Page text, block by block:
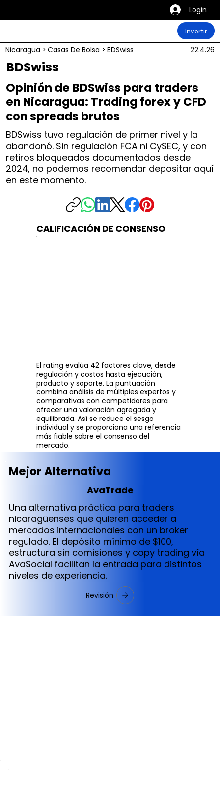
Login
Invertir
Nicaragua > Casas De Bolsa > BDSwiss 22.4.26
BDSwiss
Opinión de BDSwiss para traders
en Nicaragua: Trading forex y CFD
con spreads brutos
BDSwiss tuvo regulación de primer nivel y la
abandonó. Sin regulación FCA ni CySEC, y con
retiros bloqueados documentados desde
2024, no podemos recomendar depositar aquí
en este momento.
CALIFICACIÓN DE CONSENSO
El rating evalúa 42 factores clave, desde
regulación y costos hasta ejecución,
producto y soporte. La puntuación
combina análisis de múltiples expertos y
comparativas con competidores para
ofrecer una valoración agregada y
equilibrada. Así se reduce el sesgo
individual y se proporciona una referencia
más fiable sobre el consenso del
mercado.
Mejor Alternativa
AvaTrade
Una alternativa práctica para traders
nicaragüenses que quieren acceder a
mercados internacionales con un broker
regulado. El depósito mínimo de $100,
estructura sin comisiones y copy trading vía
AvaSocial facilitan la entrada para distintos
niveles de experiencia.
Revisión